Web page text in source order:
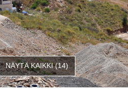
NÄYTÄ KAIKKI(14)